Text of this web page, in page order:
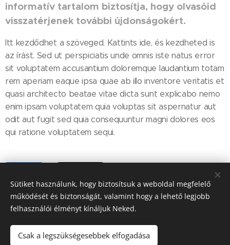
informatív tartalom biztosítja, hogy olvasóid
visszatérjenek további újdonságokért.
Itt kezdődhet a szöveged. Kattints ide, és kezdheted is
az írást. Sed ut perspiciatis unde omnis iste natus error
sit voluptatem accusantium doloremque laudantium totam
rem aperiam eaque ipsa quae ab illo inventore veritatis et
quasi architecto beatae vitae dicta sunt explicabo nemo
enim ipsam voluptatem quia voluptas sit aspernatur aut
odit aut fugit sed quia consequuntur magni dolores eos
qui ratione voluptatem sequi.
Sütiket használunk, hogy biztosítsuk a weboldal megfelelő
működését és biztonságát, valamint hogy a lehető legjobb
felhasználói élményt kínáljuk Neked.
Csak a legszükségesebbek elfogadása